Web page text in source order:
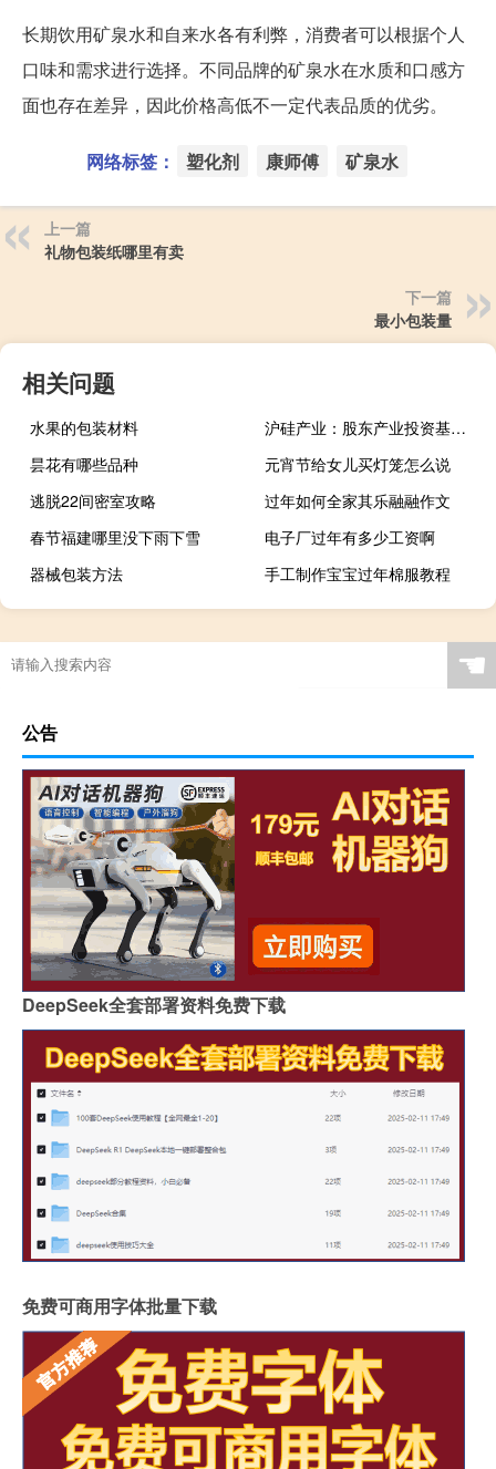
长期饮用矿泉水和自来水各有利弊，消费者可以根据个人
口味和需求进行选择。不同品牌的矿泉水在水质和口感方
面也存在差异，因此价格高低不一定代表品质的优劣。
网络标签： 塑化剂 康师傅 矿泉水
上一篇
礼物包装纸哪里有卖
下一篇
最小包装量
相关问题
水果的包装材料
沪硅产业：股东产业投资基金提前终止减持计划公告
昙花有哪些品种
元宵节给女儿买灯笼怎么说
逃脱22间密室攻略
过年如何全家其乐融融作文
春节福建哪里没下雨下雪
电子厂过年有多少工资啊
器械包装方法
手工制作宝宝过年棉服教程
☚
公告
DeepSeek全套部署资料免费下载
免费可商用字体批量下载